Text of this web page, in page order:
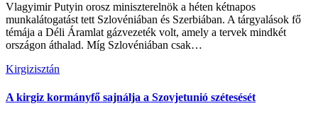
Vlagyimir Putyin orosz miniszterelnök a héten kétnapos
munkalátogatást tett Szlovéniában és Szerbiában. A tárgyalások fő
témája a Déli Áramlat gázvezeték volt, amely a tervek mindkét
országon áthalad. Míg Szlovéniában csak…
Kirgizisztán
A kirgiz kormányfő sajnálja a Szovjetunió szétesését